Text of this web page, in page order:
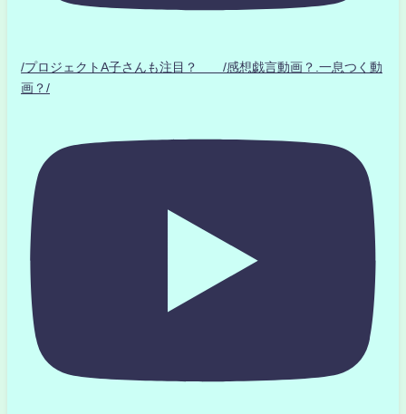
/プロジェクトA子さんも注目？ /感想戯言動画？.一息つく動
画？/